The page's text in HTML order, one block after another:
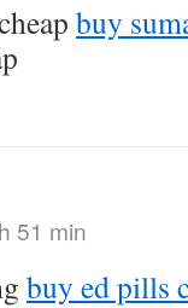
buy
51 min
buy ed pills